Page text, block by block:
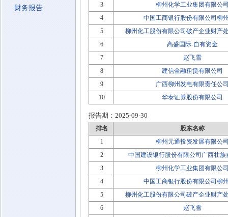
财务报告
3
柳州化学工业集团有限公
4
中国工商银行股份有限公司柳
5
柳州化工股份有限公司破产企业财产
6
高盛国际-自有资金
7
赵飞雪
8
建信金融租赁有限公司
9
广西柳州发电有限责任公
10
华泰证券股份有限公司
报告期： 2025-09-30
排名
股东名称
1
柳州元通投资发展有限公
2
中国建设银行股份有限公司广西壮族
3
柳州化学工业集团有限公
4
中国工商银行股份有限公司柳
5
柳州化工股份有限公司破产企业财产
6
赵飞雪